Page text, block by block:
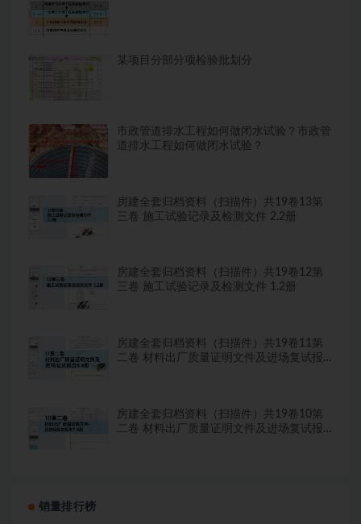
某项目分部分项检验批划分
市政管道排水工程如何做闭水试验？市政管
道排水工程如何做闭水试验？
房建全套归档资料（扫描件）共19卷13第
三卷 施工试验记录及检测文件 2.2册
房建全套归档资料（扫描件）共19卷12第
三卷 施工试验记录及检测文件 1.2册
房建全套归档资料（扫描件）共19卷11第
二卷 材料出厂质量证明文件及进场复试报
房建全套归档资料（扫描件）共19卷10第
二卷 材料出厂质量证明文件及进场复试报
销量排行榜